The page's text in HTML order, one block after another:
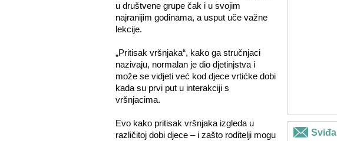
u društvene grupe čak i u svojim
najranijim godinama, a usput uče važne
lekcije.
„Pritisak vršnjaka“, kako ga stručnjaci
nazivaju, normalan je dio djetinjstva i
može se vidjeti već kod djece vrtićke dobi
kada su prvi put u interakciji s
vršnjacima.
Evo kako pritisak vršnjaka izgleda u
različitoj dobi djece – i zašto roditelji mogu